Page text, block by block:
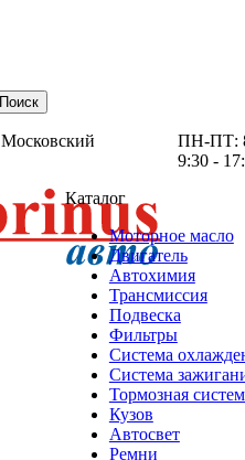
Московский
ПН-ПТ:
9:30 -
Каталог
Моторное масло
Двигатель
Автохимия
Трансмиссия
Подвеска
Фильтры
Система
Система
Тормозная
Кузов
Автосвет
Ремни